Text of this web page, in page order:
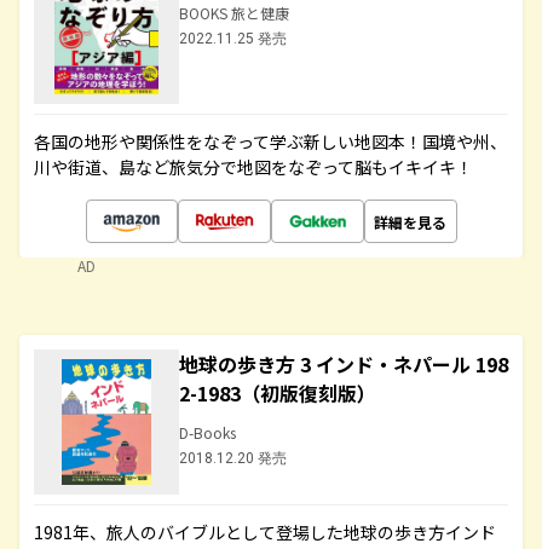
BOOKS 旅と健康
2022.11.25 発売
各国の地形や関係性をなぞって学ぶ新しい地図本！国境や州、
川や街道、島など旅気分で地図をなぞって脳もイキイキ！
詳細を見る
AD
地球の歩き方 3 インド・ネパール 198
2-1983（初版復刻版）
D-Books
2018.12.20 発売
1981年、旅人のバイブルとして登場した地球の歩き方インド